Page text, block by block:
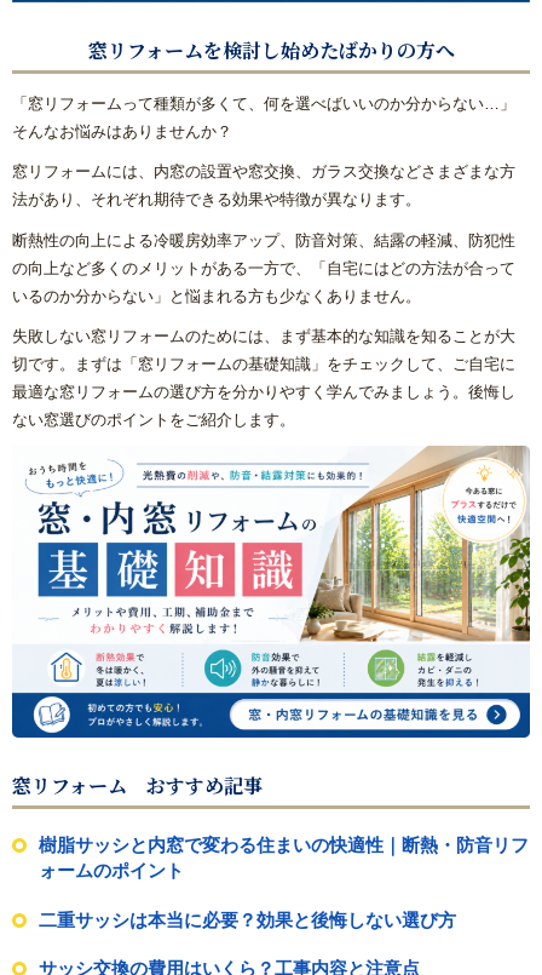
窓リフォームを検討し始めたばかりの方へ
「窓リフォームって種類が多くて、何を選べばいいのか分からない…」
そんなお悩みはありませんか？
窓リフォームには、内窓の設置や窓交換、ガラス交換などさまざまな方
法があり、それぞれ期待できる効果や特徴が異なります。
断熱性の向上による冷暖房効率アップ、防音対策、結露の軽減、防犯性
の向上など多くのメリットがある一方で、「自宅にはどの方法が合って
いるのか分からない」と悩まれる方も少なくありません。
失敗しない窓リフォームのためには、まず基本的な知識を知ることが大
切です。まずは「窓リフォームの基礎知識」をチェックして、ご自宅に
最適な窓リフォームの選び方を分かりやすく学んでみましょう。後悔し
ない窓選びのポイントをご紹介します。
窓リフォーム おすすめ記事
樹脂サッシと内窓で変わる住まいの快適性｜断熱・防音リフ
ォームのポイント
二重サッシは本当に必要？効果と後悔しない選び方
サッシ交換の費用はいくら？工事内容と注意点